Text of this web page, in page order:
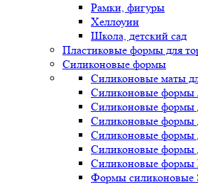
Рамки, фигуры
Хеллоуин
Школа, детский сад
Пластиковые формы для
Силиконовые формы
Силиконовые маты
Силиконовые
Силиконовые формы
Силиконовые формы
Силиконовые формы
Силиконовые формы
Силиконовые формы
Формы силиконовые